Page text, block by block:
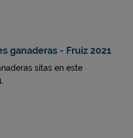
ganaderas - Fruiz 2021
sitas en este